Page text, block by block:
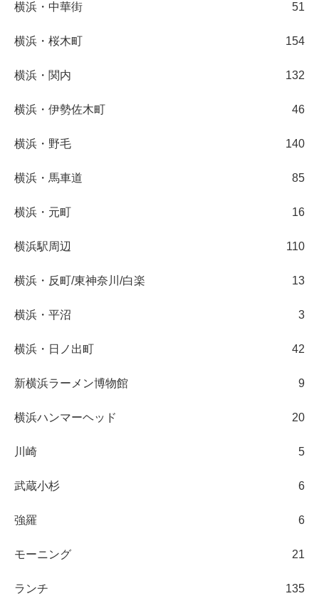
横浜・中華街 51
横浜・桜木町 154
横浜・関内 132
横浜・伊勢佐木町 46
横浜・野毛 140
横浜・馬車道 85
横浜・元町 16
横浜駅周辺 110
横浜・反町/東神奈川/白楽 13
横浜・平沼 3
横浜・日ノ出町 42
新横浜ラーメン博物館 9
横浜ハンマーヘッド 20
川崎 5
武蔵小杉 6
強羅 6
モーニング 21
ランチ 135